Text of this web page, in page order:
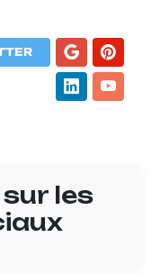
sur les